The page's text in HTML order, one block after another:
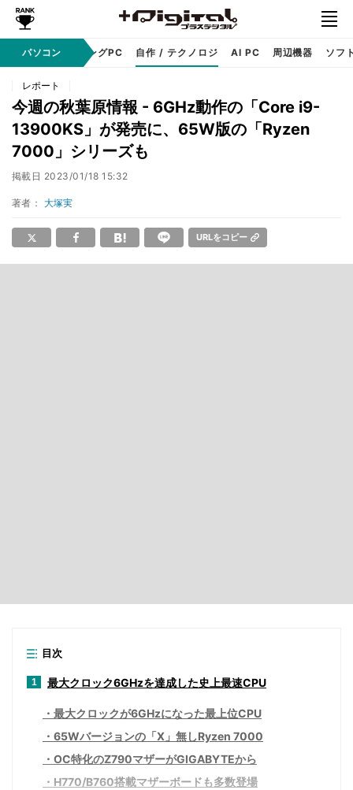
パソコン
PC本体 ゲーミングPC 自作 / テクノロジ AI PC 周辺機器 ソフ
レポート
今週の秋葉原情報 - 6GHz動作の「Core i9-
13900KS」が発売に、65W版の「Ryzen
7000」シリーズも
掲載日 2023/01/18 15:32
著者： 大塚実
URLをコピー
目次
1 最大クロック6GHzを達成した史上最速CPU
最大クロックが6GHzになった最上位CPU
65Wバージョンの「X」無しRyzen 7000
OC特化のZ790マザーがGIGABYTEから
H770/B760搭載マザーボードも多数登場